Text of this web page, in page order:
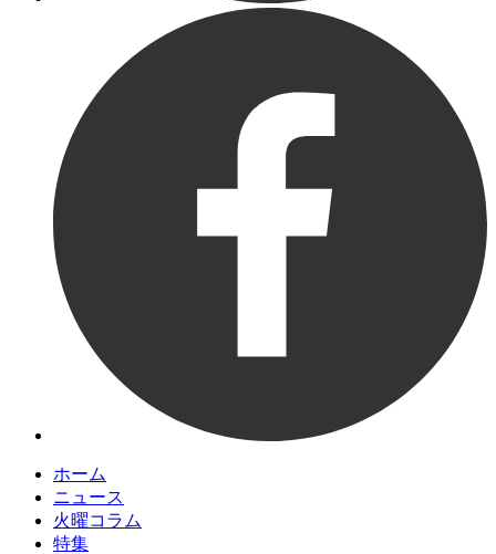
ホーム
ニュース
火曜コラム
特集